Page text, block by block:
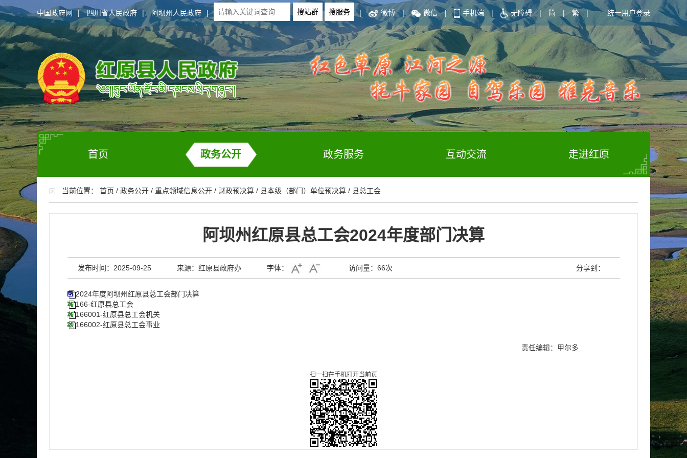
中国政府网 | 四川省人民政府 | 阿坝州人民政府 | | 微博 | 微信 | 手机端 | 无障碍 | 简 | 繁 | 统一用户登录
首页 政务公开 政务服务 互动交流 走进红原
当前位置： 首页 / 政务公开 / 重点领域信息公开 / 财政预决算 / 县本级（部门）单位预决算 / 县总工会
阿坝州红原县总工会2024年度部门决算
发布时间：2025-09-25 来源：红原县政府办 字体： 访问量： 66次 分享到：
2024年度阿坝州红原县总工会部门决算
166-红原县总工会
166001-红原县总工会机关
166002-红原县总工会事业
责任编辑：甲尔多
扫一扫在手机打开当前页